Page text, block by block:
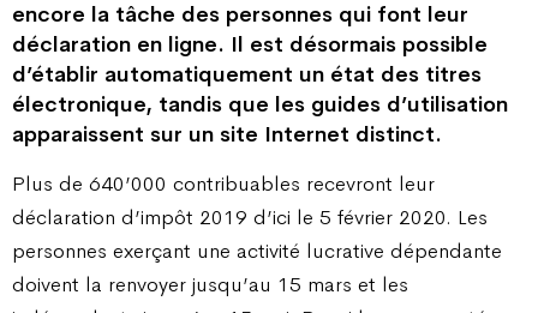
encore la tâche des personnes qui font leur
déclaration en ligne. Il est désormais possible
d’établir automatiquement un état des titres
électronique, tandis que les guides d’utilisation
apparaissent sur un site Internet distinct.
Plus de 640’000 contribuables recevront leur
déclaration d’impôt 2019 d’ici le 5 février 2020. Les
personnes exerçant une activité lucrative dépendante
doivent la renvoyer jusqu’au 15 mars et les